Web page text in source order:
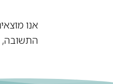
אנו
התשובה,